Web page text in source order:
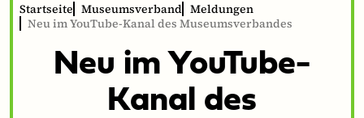
Startseite Museumsverband Meldungen
Neu im YouTube-Kanal des Museumsverbandes
Neu im YouTube-
Kanal des